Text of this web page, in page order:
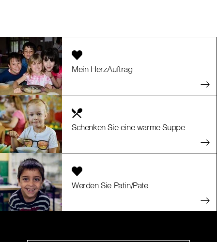
Mein HerzAuftrag
Schenken Sie eine warme Suppe
Werden Sie Patin/Pate